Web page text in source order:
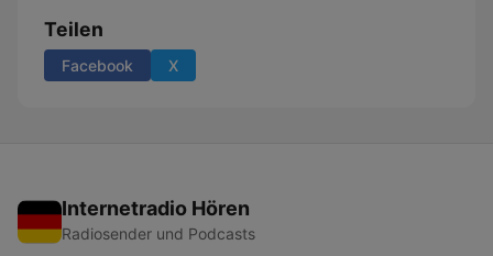
Teilen
Facebook X
Internetradio Hören
Radiosender und Podcasts